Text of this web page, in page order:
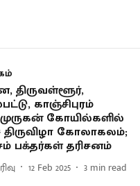
திருவள்ளூர்,
காஞ்சிபுரம்
கோயில்களில்
திருவிழா கோலாகலம்;
பக்தர்கள் தரிசனம்
12 Feb 2025 3 min read